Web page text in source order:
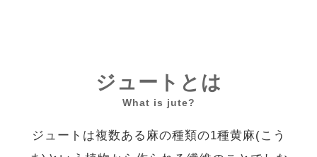
ジュートとは
What is jute?
ジュートは複数ある麻の種類の1種黄麻(こう